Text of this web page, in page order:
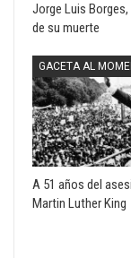
Jorge Luis Borges,
de su muerte
GACETA AL
A 51 años del
Martin Luther King